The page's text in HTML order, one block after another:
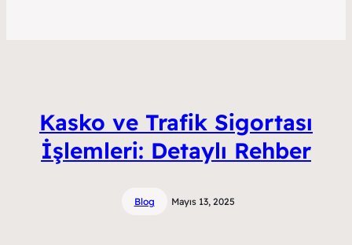
Kasko ve Trafik Sigortası
İşlemleri: Detaylı Rehber
Blog Mayıs 13, 2025